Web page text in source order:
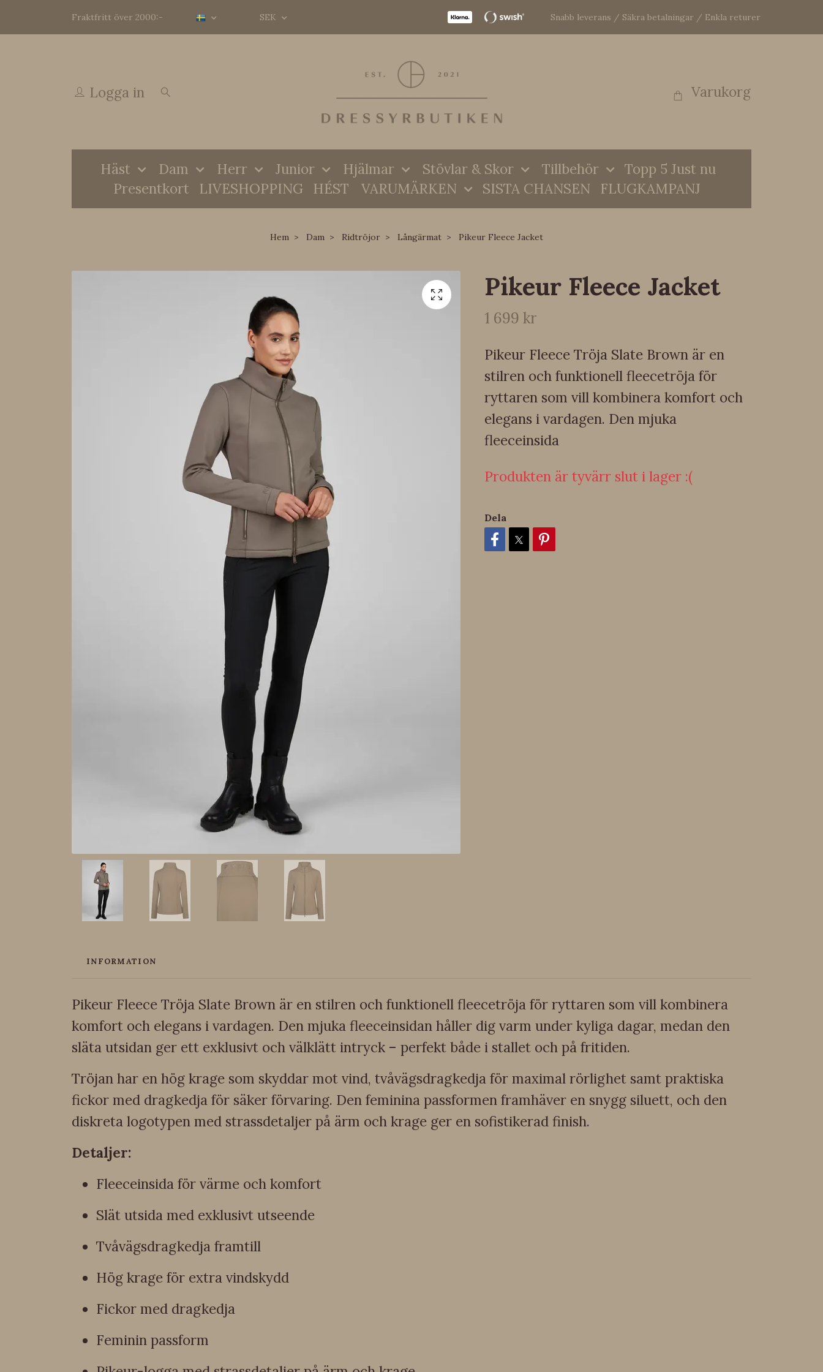
Fraktfritt över 2000:- SEK Snabb leverans / Säkra betalningar / Enkla returer
Logga in Varukorg
Häst Dam Herr Junior Hjälmar Stövlar & Skor Tillbehör
Topp 5 Just nu
Presentkort
LIVESHOPPING HÉST VARUMÄRKEN SISTA CHANSEN FLUGKAMPANJ
Hem Dam Ridtröjor Långärmat Pikeur Fleece Jacket
Pikeur Fleece Jacket
1 699 kr
Pikeur Fleece Tröja Slate Brown är en
stilren och funktionell fleecetröja för
ryttaren som vill kombinera komfort och
elegans i vardagen. Den mjuka
fleeceinsida
Produkten är tyvärr slut i lager :(
Dela
INFORMATION
Pikeur Fleece Tröja Slate Brown är en stilren och funktionell fleecetröja för ryttaren som vill kombinera
komfort och elegans i vardagen. Den mjuka fleeceinsidan håller dig varm under kyliga dagar, medan den
släta utsidan ger ett exklusivt och välklätt intryck – perfekt både i stallet och på fritiden.
Tröjan har en hög krage som skyddar mot vind, tvåvägsdragkedja för maximal rörlighet samt praktiska
fickor med dragkedja för säker förvaring. Den feminina passformen framhäver en snygg siluett, och den
diskreta logotypen med strassdetaljer på ärm och krage ger en sofistikerad finish.
Detaljer:
Fleeceinsida för värme och komfort
Slät utsida med exklusivt utseende
Tvåvägsdragkedja framtill
Hög krage för extra vindskydd
Fickor med dragkedja
Feminin passform